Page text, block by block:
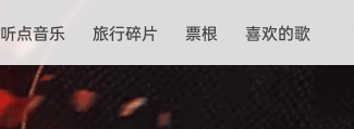
听点音乐 旅行碎片 票根 喜欢的歌